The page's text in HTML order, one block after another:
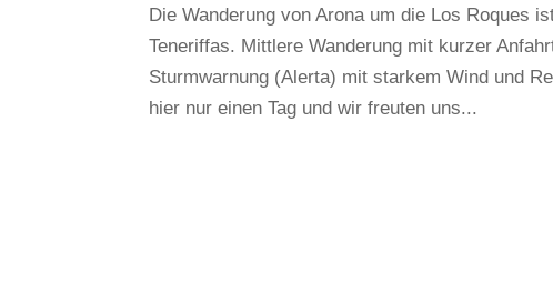
Die Wanderung von Arona um die Los Roques
Teneriffas. Mittlere Wanderung mit kurzer
Sturmwarnung (Alerta) mit starkem Wind und
hier nur einen Tag und wir freuten uns...